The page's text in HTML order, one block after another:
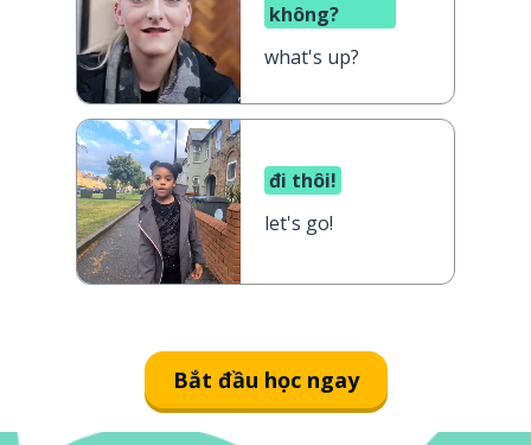
không?
what's up?
đi thôi!
let's go!
Bắt đầu học ngay